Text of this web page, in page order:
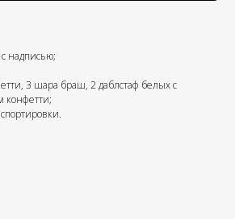
надписью;
3 шара браш, 2 даблстаф белых с
конфетти;